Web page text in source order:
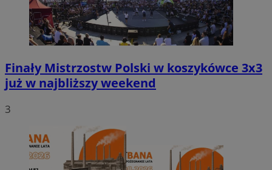
Finały Mistrzostw Polski w koszykówce 3x3
już w najbliższy weekend
3